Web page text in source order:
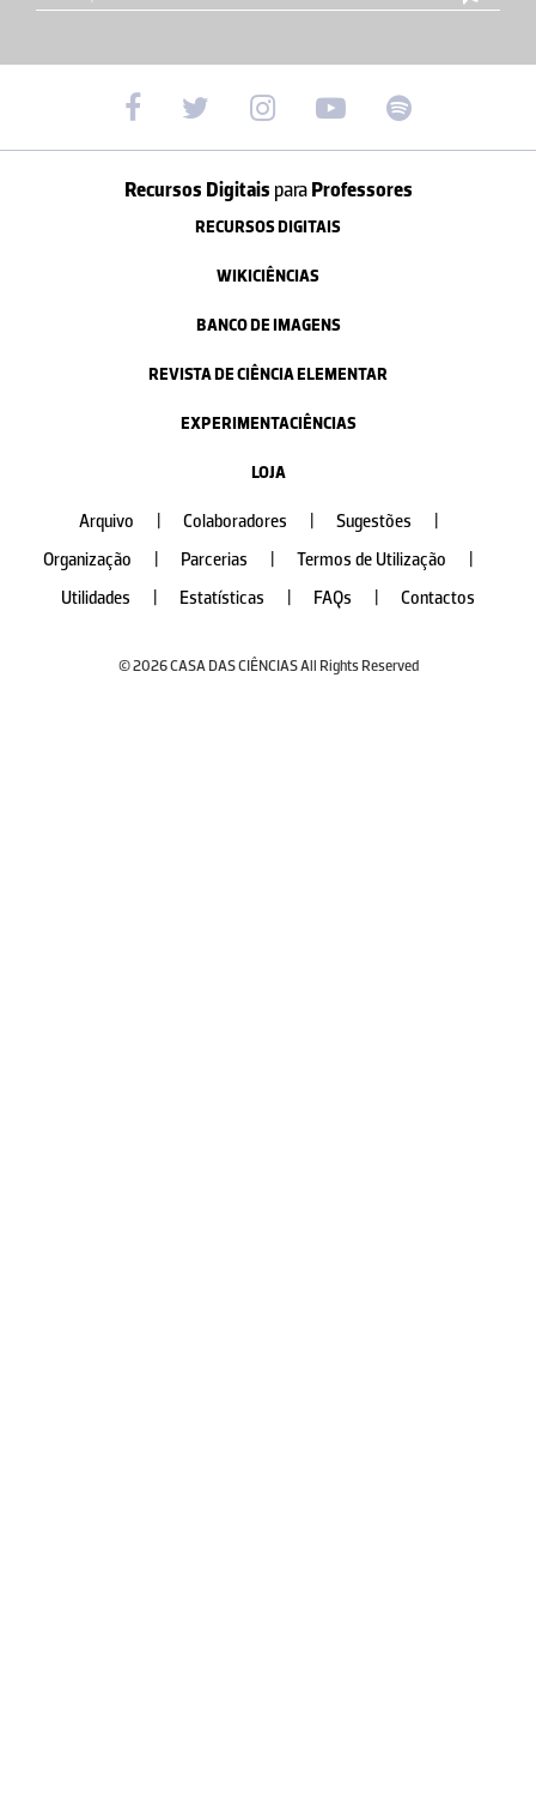
Recursos Digitais paraProfessores
RECURSOS DIGITAIS
WIKICIÊNCIAS
BANCO DE IMAGENS
REVISTA DE CIÊNCIA ELEMENTAR
EXPERIMENTACIÊNCIAS
LOJA
Arquivo Colaboradores Sugestões
Organização
Parcerias Termos de Utilização
Utilidades
Estatísticas FAQs Contactos
© 2026 CASA DAS CIÊNCIAS All Rights Reserved